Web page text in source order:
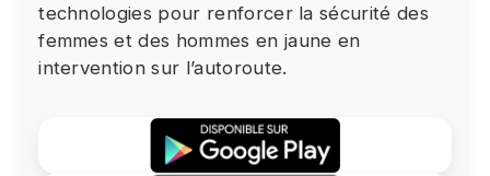
technologies pour renforcer la sécurité des
femmes et des hommes en jaune en
intervention sur l’autoroute.